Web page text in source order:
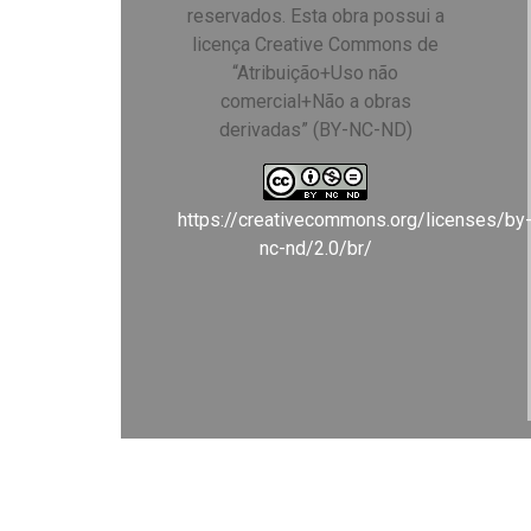
reservados. Esta obra possui a
licença Creative Commons de
“Atribuição+Uso não
comercial+Não a obras
derivadas” (BY-NC-ND)
https://creativecommons.org/licenses/by-
nc-nd/2.0/br/